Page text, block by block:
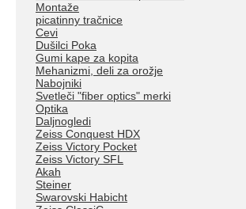
Montaže
picatinny tračnice
Cevi
Dušilci Poka
Gumi kape za kopita
Mehanizmi, deli za orožje
Nabojniki
Svetleči "fiber optics" merki
Optika
Daljnogledi
Zeiss Conquest HDX
Zeiss Victory Pocket
Zeiss Victory SFL
Akah
Steiner
Swarovski Habicht